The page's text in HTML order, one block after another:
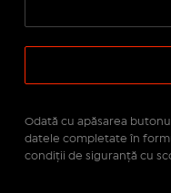
Odată cu apăsarea
datele completate în
condiţii de siguranţă cu